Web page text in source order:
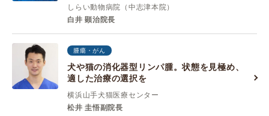
しらい動物病院（中志津本院）
白井 顕治院長
腫瘍・がん
犬や猫の消化器型リンパ腫。状態を見極め、
適した治療の選択を
横浜山手犬猫医療センター
松井 圭悟副院長